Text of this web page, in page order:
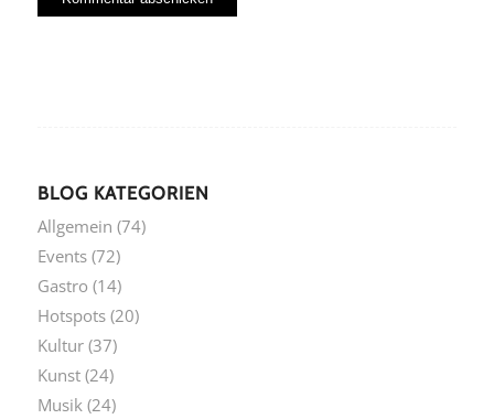
BLOG KATEGORIEN
Allgemein (74)
Events(72)
Gastro (14)
Hotspots(20)
Kultur(37)
Kunst(24)
Musik (24)